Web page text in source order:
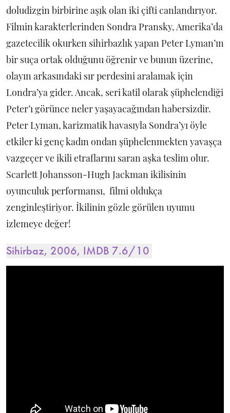
doludizgin birbirine aşık olan iki çifti canlandırıyor.
Filmin karakterlerinden Sondra Pransky, Amerika’da
gazetecilik okurken sihirbazlık yapan Peter Lyman’ın
bir suça ortak olduğunu öğrenir ve bunun üzerine,
olayın arkasındaki sır perdesini aralamak için
Londra’ya gider. Ancak, seri katil olarak şüphelendiği
Peter’ı görünce neler yaşayacağından habersizdir.
Peter Lyman, karizmatik havasıyla Sondra’yı öyle
etkiler ki genç kadın ondan şüphelenmekten yavaşça
vazgeçer ve ikili etraflarını saran aşka teslim olur.
Scarlett Johansson-Hugh Jackman ikilisinin
oyunculuk performansı, filmi oldukça
zenginleştiriyor. İkilinin gözle görülen uyumu
izlemeye değer!
Sihirbaz, 2006, IMDB 7.6/10